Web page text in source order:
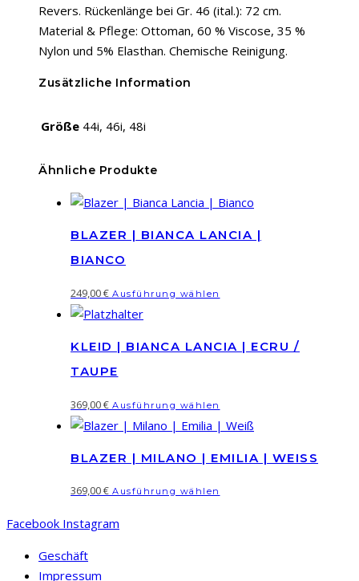
Revers. Rückenlänge bei Gr. 46 (ital.): 72 cm.
Material & Pflege: Ottoman, 60 % Viscose, 35 %
Nylon und 5% Elasthan. Chemische Reinigung.
Zusätzliche Information
Größe 44i, 46i, 48i
Ähnliche Produkte
BLAZER | BIANCA LANCIA |
BIANCO
249,00€ Ausführung wählen
mehrere
Die
Optionen
können
der
KLEID | BIANCA LANCIA | ECRU /
TAUPE
369,00€ Ausführung wählen
Produkt
mehrere
BLAZER | MILANO | EMILIA | WEISS
369,00€ Ausführung wählen
Facebook Instagram
Geschäft
Impressum